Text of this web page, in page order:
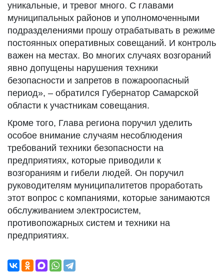
уникальные, и тревог много. С главами
муниципальных районов и уполномоченными
подразделениями прошу отрабатывать в режиме
постоянных оперативных совещаний. И контроль
важен на местах. Во многих случаях возгораний
явно допущены нарушения техники
безопасности и запретов в пожароопасный
период», – обратился Губернатор Самарской
области к участникам совещания.
Кроме того, Глава региона поручил уделить
особое внимание случаям несоблюдения
требований техники безопасности на
предприятиях, которые приводили к
возгораниям и гибели людей. Он поручил
руководителям муниципалитетов проработать
этот вопрос с компаниями, которые занимаются
обслуживанием электросистем,
противопожарных систем и техники на
предприятиях.